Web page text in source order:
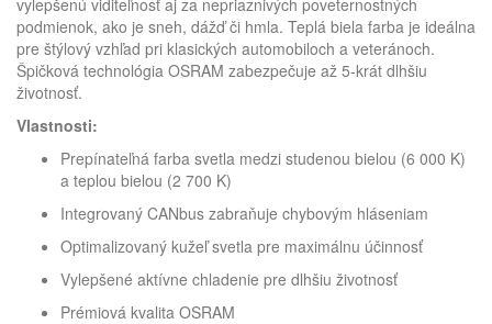
vylepšenú viditeľnosť aj za nepriaznivých poveternostných
podmienok, ako je sneh, dážď či hmla. Teplá biela farba je ideálna
pre štýlový vzhľad pri klasických automobiloch a veteránoch.
Špičková technológia OSRAM zabezpečuje až 5-krát dlhšiu
životnosť.
Vlastnosti:
Prepínateľná farba svetla medzi studenou bielou (6 000 K)
a teplou bielou (2 700 K)
Integrovaný CANbus zabraňuje chybovým hláseniam
Optimalizovaný kužeľ svetla pre maximálnu účinnosť
Vylepšené aktívne chladenie pre dlhšiu životnosť
Prémiová kvalita OSRAM